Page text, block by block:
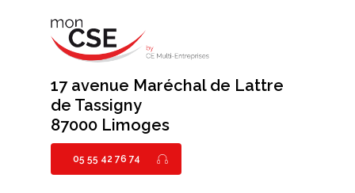
17 avenue Maréchal de Lattre
de Tassigny
87000 Limoges
05 55 42 76 74